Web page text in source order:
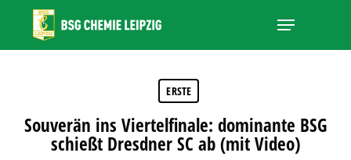
main
Menu
ERSTE
Souverän ins Viertelfinale: dominante BSG
schießt Dresdner SC ab (mit Video)
Close